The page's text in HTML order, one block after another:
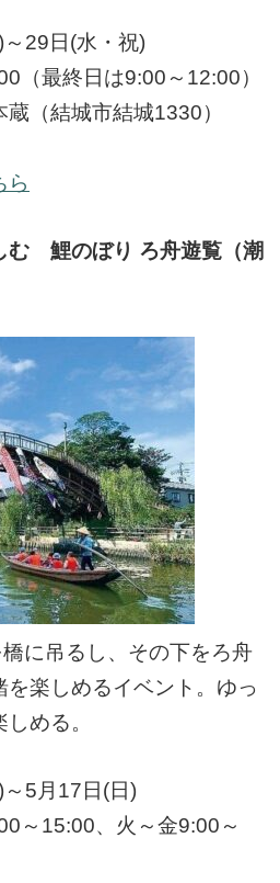
29日(水・祝)
（最終日は9:00～12:00）
（結城市結城1330）
ら
む 鯉のぼり ろ舟遊覧（潮
に吊るし、その下をろ舟
楽しめるイベント。ゆっ
める。
5月17日(日)
～15:00、火～金9:00～